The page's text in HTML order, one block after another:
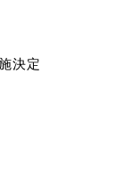
決定